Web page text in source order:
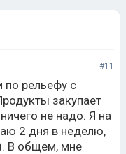
#11
рельефу с
закупает
не надо. Я на
2 дня в неделю,
В общем, мне